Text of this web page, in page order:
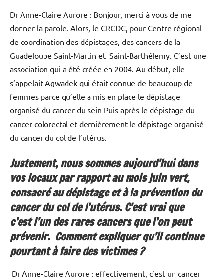
Dr Anne-Claire Aurore : Bonjour, merci à vous de me
donner la parole. Alors, le CRCDC, pour Centre régional
de coordination des dépistages, des cancers de la
Guadeloupe Saint-Martin et Saint-Barthélemy. C’est une
association qui a été créée en 2004. Au début, elle
s’appelait Agwadek qui était connue de beaucoup de
femmes parce qu’elle a mis en place le dépistage
organisé du cancer du sein Puis après le dépistage du
cancer colorectal et dernièrement le dépistage organisé
du cancer du col de l’utérus.
Justement, nous sommes aujourd’hui dans
vos locaux par rapport au mois juin vert,
consacré au dépistage et à la prévention du
cancer du col de l’utérus. C’est vrai que
c’est l’un des rares cancers que l’on peut
prévenir. Comment expliquer qu’il continue
pourtant à faire des victimes ?
Dr Anne-Claire Aurore : effectivement, c’est un cancer